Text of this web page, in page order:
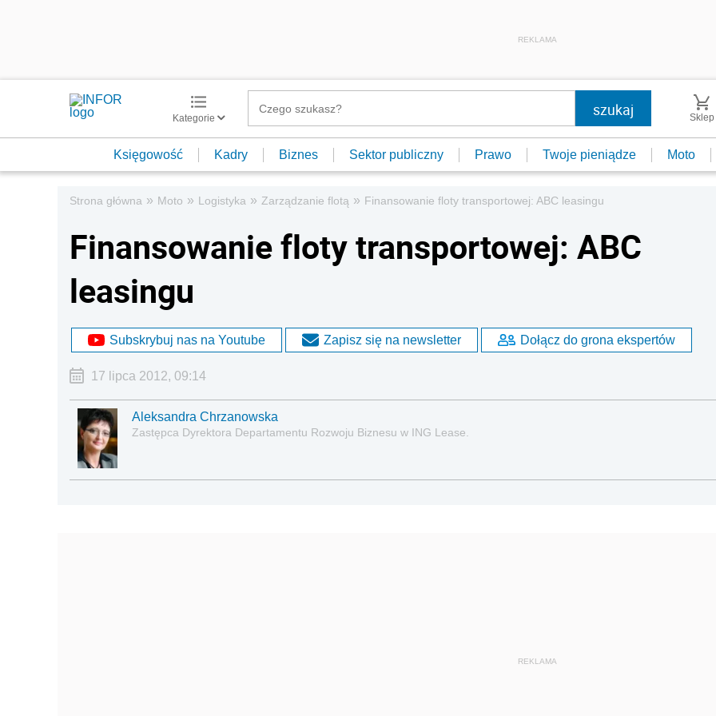
REKLAMA
Kategorie Sklep
Księgowość Kadry Biznes Sektor publiczny Prawo Twoje pieniądze Moto
Strona główna » Moto » Logistyka » Zarządzanie flotą » Finansowanie floty transportowej: ABC leasingu
Finansowanie floty transportowej: ABC
leasingu
Subskrybuj nas na Youtube Zapisz się na newsletter Dołącz do grona ekspertów
17 lipca 2012, 09:14
Aleksandra Chrzanowska
Zastępca Dyrektora Departamentu Rozwoju Biznesu w ING Lease.